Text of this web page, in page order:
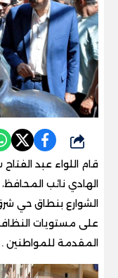
شارك
قام اللواء عبد
الهادي نائب
الشوارع بنطاق حي
على مستويات
المقدمة للمواطنين .